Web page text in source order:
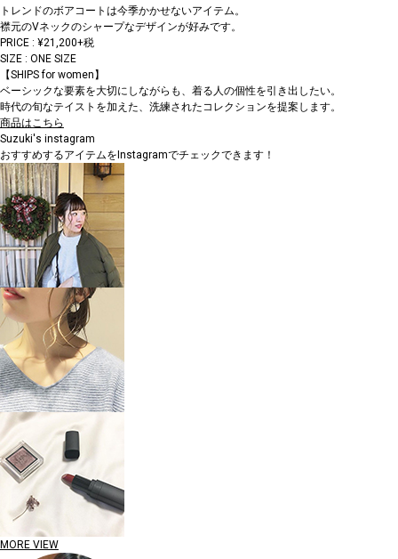
トレンドのボアコートは今季かかせないアイテム。
襟元のVネックのシャープなデザインが好みです。
PRICE : ¥21,200+税
SIZE : ONE SIZE
【SHIPS for women】
ベーシックな要素を大切にしながらも、着る人の個性を引き出したい。
時代の旬なテイストを加えた、洗練されたコレクションを提案します。
商品はこちら
Suzuki's instagram
おすすめするアイテムをInstagramでチェックできます！
MORE VIEW